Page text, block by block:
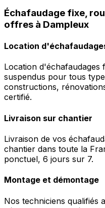
Échafaudage fixe,
offres à Dampleux
Location
Location d'échafaudages
suspendus pour tous
constructions,
certifié.
Livraison sur chantier
Livraison de vos
chantier dans toute la
ponctuel, 6 jours sur 7.
Montage et démontage
Nos techniciens qualifiés